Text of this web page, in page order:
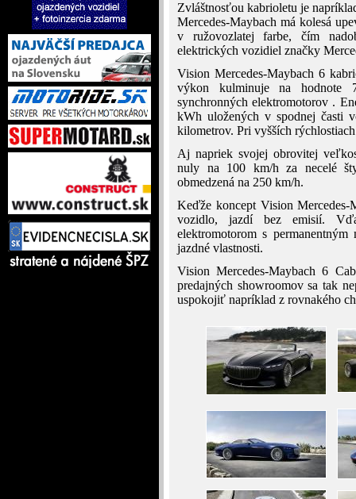
Zvláštnosťou kabrioletu je
Mercedes-Maybach má kolesá
v ružovozlatej farbe, čím
elektrických vozidiel značky
Vision Mercedes-Maybach 6
výkon kulminuje na hodnote
synchronných elektromotorov .
kWh uložených v spodnej časti
kilometrov. Pri vyšších
Aj napriek svojej obrovitej
nuly na 100 km/h za necelé
obmedzená na 250 km/h.
Keďže koncept Vision
vozidlo, jazdí bez emisií.
elektromotorom s
jazdné vlastnosti.
Vision Mercedes-Maybach 6
predajných showroomov sa tak
uspokojiť napríklad z rovnakého